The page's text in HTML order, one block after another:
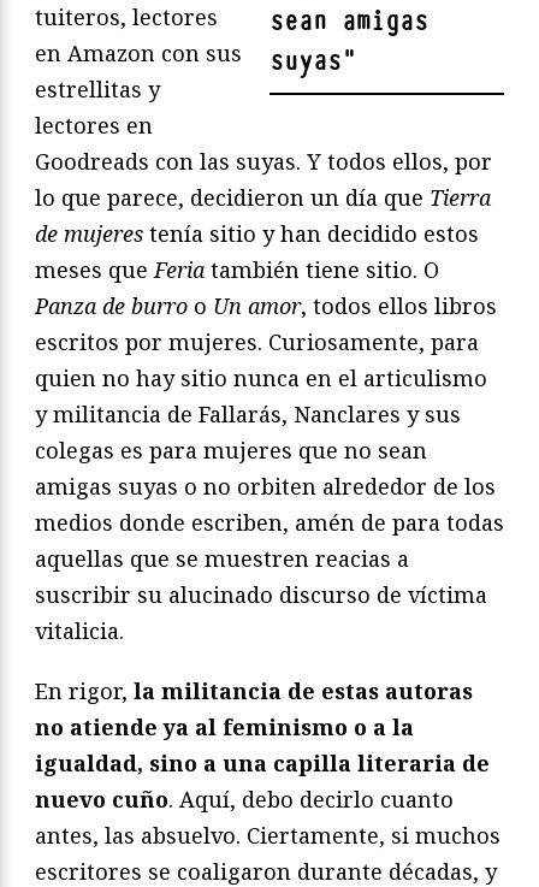
sean amigas
suyas"
tuiteros, lectores
en Amazon con sus
estrellitas y
lectores en
Goodreads con las suyas. Y todos ellos, por
lo que parece, decidieron un día que Tierra
de mujeres tenía sitio y han decidido estos
meses que Feria también tiene sitio. O
Panza de burro o Un amor, todos ellos libros
escritos por mujeres. Curiosamente, para
quien no hay sitio nunca en el articulismo
y militancia de Fallarás, Nanclares y sus
colegas es para mujeres que no sean
amigas suyas o no orbiten alrededor de los
medios donde escriben, amén de para todas
aquellas que se muestren reacias a
suscribir su alucinado discurso de víctima
vitalicia.
En rigor, la militancia de estas autoras
no atiende ya al feminismo o a la
igualdad, sino a una capilla literaria de
nuevo cuño. Aquí, debo decirlo cuanto
antes, las absuelvo. Ciertamente, si muchos
escritores se coaligaron durante décadas, y